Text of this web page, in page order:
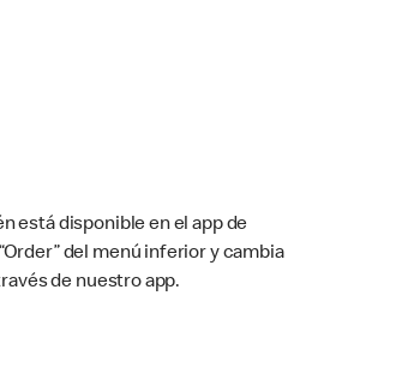
está disponible en el app de
del menú inferior y cambia
de nuestro app.